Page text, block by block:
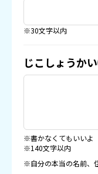
※30文字以内
じこしょうかい
※書かなくてもいいよ
※140文字以内
※自分の本当の名前、